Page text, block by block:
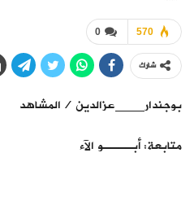
0 570
شارك
بوجندار____عزالدين /المشاهد
متابعة: أبــــو الآء